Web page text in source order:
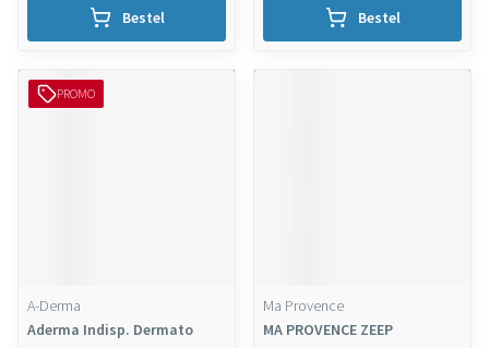
Bestel Bestel
PROMO
A-Derma
Aderma Indisp. Dermato
Ma Provence
MA PROVENCE ZEEP